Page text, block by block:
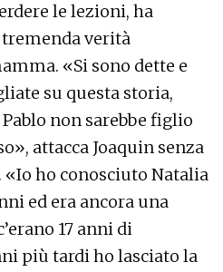
le lezioni, ha
verità
«Si sono dette e
su questa storia,
non sarebbe figlio
attacca Joaquin senza
ho conosciuto Natalia
ed era ancora una
17 anni di
più tardi ho lasciato la